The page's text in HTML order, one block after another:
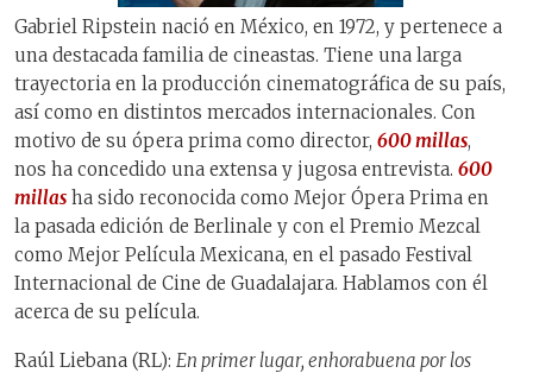
Gabriel Ripstein nació en México, en 1972, y pertenece a
una destacada familia de cineastas. Tiene una larga
trayectoria en la producción cinematográfica de su país,
así como en distintos mercados internacionales. Con
motivo de su ópera prima como director, 600 millas,
nos ha concedido una extensa y jugosa entrevista. 600
millas ha sido reconocida como Mejor Ópera Prima en
la pasada edición de Berlinale y con el Premio Mezcal
como Mejor Película Mexicana, en el pasado Festival
Internacional de Cine de Guadalajara. Hablamos con él
acerca de su película.
Raúl Liebana (RL): En primer lugar, enhorabuena por los